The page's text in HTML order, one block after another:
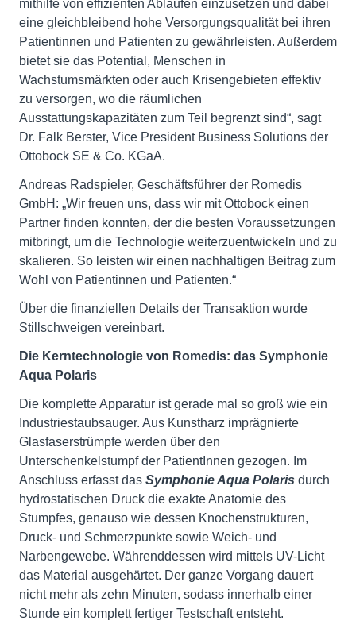
mithilfe von effizienten Abläufen einzusetzen und dabei
eine gleichbleibend hohe Versorgungsqualität bei ihren
Patientinnen und Patienten zu gewährleisten. Außerdem
bietet sie das Potential, Menschen in
Wachstumsmärkten oder auch Krisengebieten effektiv
zu versorgen, wo die räumlichen
Ausstattungskapazitäten zum Teil begrenzt sind“, sagt
Dr. Falk Berster, Vice President Business Solutions der
Ottobock SE & Co. KGaA.
Andreas Radspieler, Geschäftsführer der Romedis
GmbH: „Wir freuen uns, dass wir mit Ottobock einen
Partner finden konnten, der die besten Voraussetzungen
mitbringt, um die Technologie weiterzuentwickeln und zu
skalieren. So leisten wir einen nachhaltigen Beitrag zum
Wohl von Patientinnen und Patienten.“
Über die finanziellen Details der Transaktion wurde
Stillschweigen vereinbart.
Die Kerntechnologie von Romedis: das Symphonie
Aqua Polaris
Die komplette Apparatur ist gerade mal so groß wie ein
Industriestaubsauger. Aus Kunstharz imprägnierte
Glasfaserstrümpfe werden über den
Unterschenkelstumpf der PatientInnen gezogen. Im
Anschluss erfasst das Symphonie Aqua Polaris durch
hydrostatischen Druck die exakte Anatomie des
Stumpfes, genauso wie dessen Knochenstrukturen,
Druck- und Schmerzpunkte sowie Weich- und
Narbengewebe. Währenddessen wird mittels UV-Licht
das Material ausgehärtet. Der ganze Vorgang dauert
nicht mehr als zehn Minuten, sodass innerhalb einer
Stunde ein komplett fertiger Testschaft entsteht.